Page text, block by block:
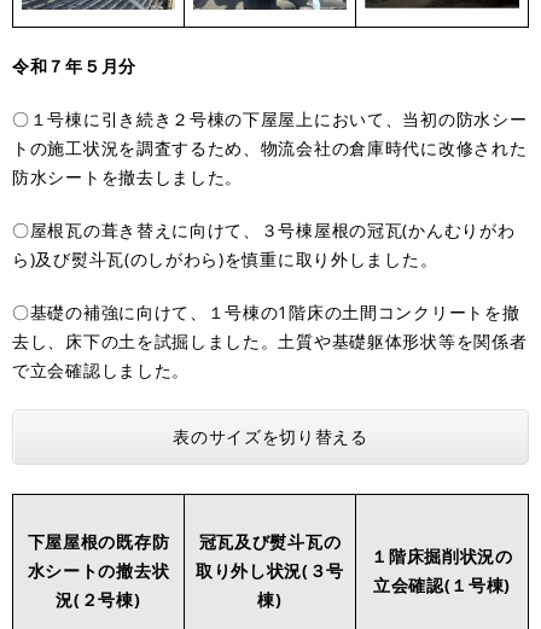
令和７年５月分
〇１号棟に引き続き２号棟の下屋屋上において、当初の防水シー
トの施工状況を調査するため、物流会社の倉庫時代に改修された
防水シートを撤去しました。
〇屋根瓦の葺き替えに向けて、３号棟屋根の冠瓦(かんむりがわ
ら)及び熨斗瓦(のしがわら)を慎重に取り外しました。
〇基礎の補強に向けて、１号棟の1階床の土間コンクリートを撤
去し、床下の土を試掘しました。土質や基礎躯体形状等を関係者
で立会確認しました。
表のサイズを切り替える
下屋屋根の既存防
水シートの撤去状
況(２号棟)
冠瓦及び熨斗瓦の
取り外し状況(３号
棟)
１階床掘削状況の
立会確認(１号棟)